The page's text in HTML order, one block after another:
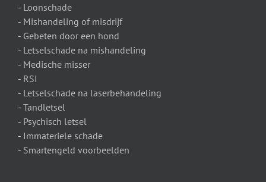
- Loonschade
- Mishandeling of misdrijf
- Gebeten door een hond
- Letselschade na mishandeling
- Medische misser
- RSI
- Letselschade na laserbehandeling
- Tandletsel
- Psychisch letsel
- Immateriele schade
- Smartengeld voorbeelden